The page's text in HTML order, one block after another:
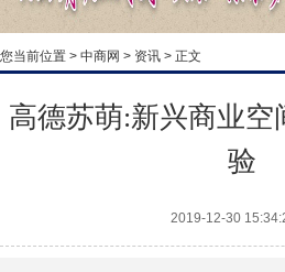
您当前位置 > 中商网 > 资讯 > 正文
高德苏萌:新兴商业空
验
2019-12-30